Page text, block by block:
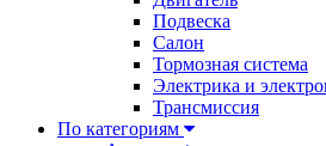
Подвеска
Салон
Тормозная система
Электрика и
Трансмиссия
По категориям